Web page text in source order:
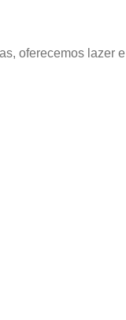
oferecemos lazer e